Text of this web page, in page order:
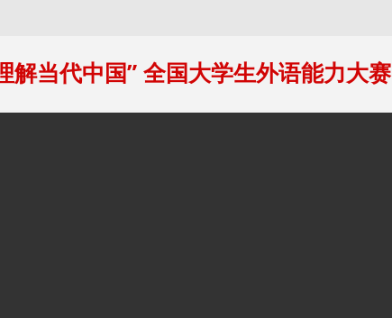
解当代中国” 全国大学生外语能力大赛